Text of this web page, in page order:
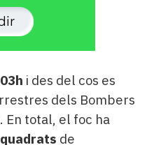
i des del cos es
dels Bombers
En total, el foc ha
de